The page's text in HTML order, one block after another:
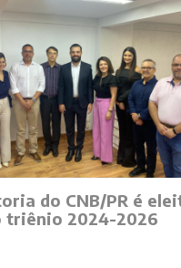
do CNB/PR é
triênio 2024-2026